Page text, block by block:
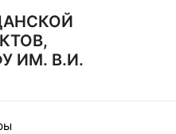
ИМ. В.И.